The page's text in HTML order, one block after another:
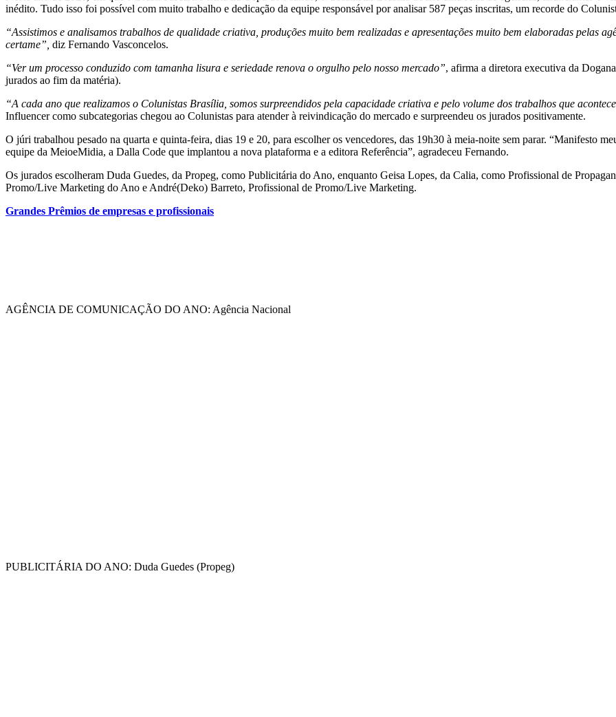
inédito. Tudo isso foi possível com muito trabalho e dedicação da equipe responsável por analisar 587 peças inscritas, um recorde do
“Assistimos e analisamos trabalhos de qualidade criativa, produções muito bem realizadas e apresentações muito bem elaboradas pelas
certame”, diz Fernando Vasconcelos.
“Ver um processo conduzido com tamanha lisura e seriedade renova o orgulho pelo nosso mercado”, afirma a diretora executiva da
jurados ao fim da matéria).
“A cada ano que realizamos o Colunistas Brasília, somos surpreendidos pela capacidade criativa e pelo volume dos trabalhos que
Influencer como subcategorias chegou ao Colunistas para atender à reivindicação do mercado e surpreendeu os jurados positivamente.
O júri trabalhou pesado na quarta e quinta-feira, dias 19 e 20, para escolher os vencedores, das 19h30 à meia-noite sem parar. “Manifesto
equipe da MeioeMidia, a Dalla Code que implantou a nova plataforma e a editora Referência”, agradeceu Fernando.
Os jurados escolheram Duda Guedes, da Propeg, como Publicitária do Ano, enquanto Geisa Lopes, da Calia, como Profissional de
Promo/Live Marketing do Ano e André(Deko) Barreto, Profissional de Promo/Live Marketing.
Grandes Prêmios de empresas e profissionais
AGÊNCIA DE COMUNICAÇÃO DO ANO: Agência Nacional
PUBLICITÁRIA DO ANO: Duda Guedes (Propeg)